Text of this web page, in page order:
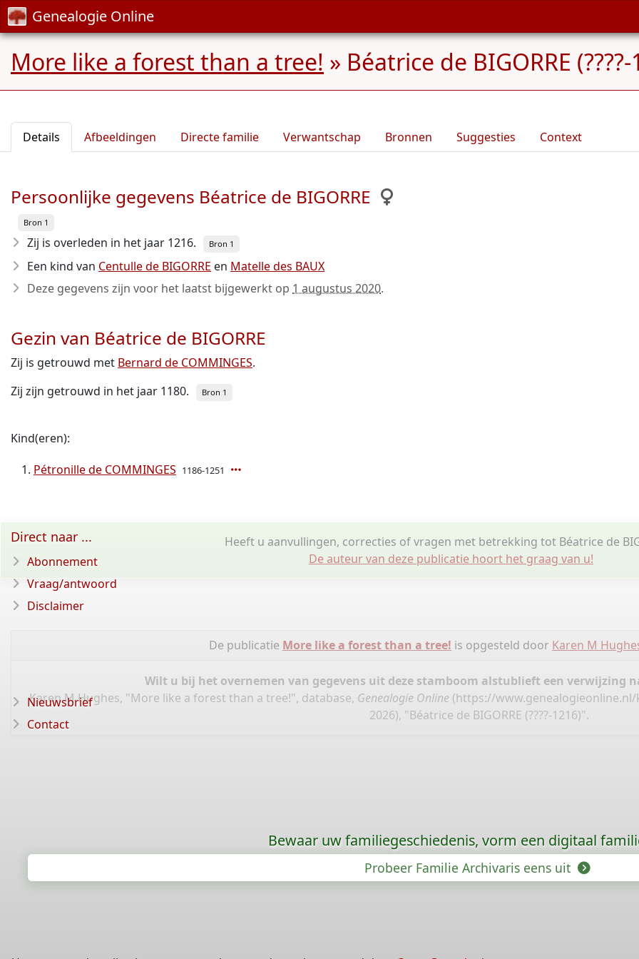
Genealogie Online
More like a forest than a tree! » Béatrice de BIGORRE
Details Afbeeldingen Directe familie Verwantschap Bronnen Suggesties Context
Persoonlijke gegevens Béatrice de BIGORRE
Bron 1
Zij is overleden in het jaar 1216. Bron 1
Een kind van Centulle de BIGORRE en Matelle des BAUX
Deze gegevens zijn voor het laatst bijgewerkt op 1 augustus 2020.
Gezin van Béatrice de BIGORRE
Zij is getrouwd met Bernard de COMMINGES.
Zij zijn getrouwd in het jaar 1180.
Bron 1
Kind(eren):
Pétronille de COMMINGES 1186-1251
Heeft u aanvullingen, correcties of vragen met betrekking tot Béatrice de
De auteur van deze publicatie hoort het graag van u!
De publicatie More like a forest than a tree! is opgesteld door Karen M
Wilt u bij het overnemen van gegevens uit deze stamboom alstublieft een verwijzing
Karen M Hughes, "More like a forest than a tree!", database, Genealogie Online (https://
2026), "Béatrice de BIGORRE (????-1216)".
Direct naar ...
Abonnement
Vraag/antwoord
Disclaimer
Nieuwsbrief
Contact
Bewaar uw familiegeschiedenis, vorm een digitaal
Probeer Familie Archivaris eens uit